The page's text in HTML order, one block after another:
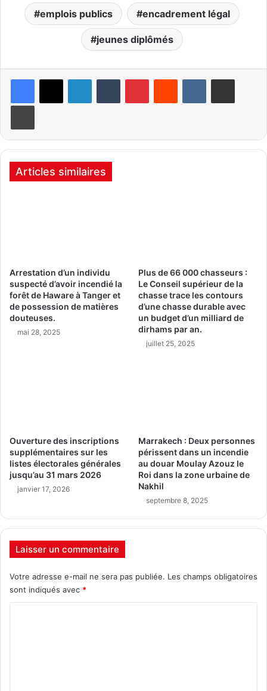
emplois publics encadrement légal
jeunes diplômés
Articles similaires
Arrestation d’un individu
suspecté d’avoir incendié la
forêt de Haware à Tanger et
de possession de matières
douteuses.
mai 28, 2025
Plus de 66 000 chasseurs :
Le Conseil supérieur de la
chasse trace les contours
d’une chasse durable avec
un budget d’un milliard de
dirhams par an.
juillet 25, 2025
Ouverture des inscriptions
supplémentaires sur les
listes électorales générales
jusqu’au 31 mars 2026
janvier 17, 2026
Marrakech : Deux personnes
périssent dans un incendie
au douar Moulay Azouz le
Roi dans la zone urbaine de
Nakhil
septembre 8, 2025
Laisser un commentaire
Votre adresse e-mail ne sera pas publiée. Les champs obligatoires
sont indiqués avec *